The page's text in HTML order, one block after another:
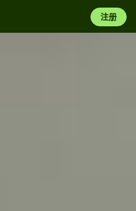
注册